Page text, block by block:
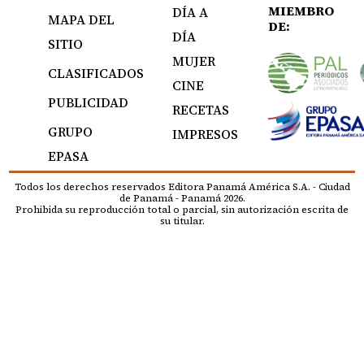
MAPA DEL
SITIO
CLASIFICADOS
PUBLICIDAD
GRUPO
EPASA
DÍA A
DÍA
MUJER
CINE
RECETAS
IMPRESOS
MIEMBRO
DE:
Todos los derechos reservados Editora Panamá América S.A. - Ciudad
de Panamá - Panamá 2026.
Prohibida su reproducción total o parcial, sin autorización escrita de
su titular.